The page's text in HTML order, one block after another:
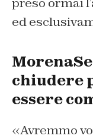
preso ormai
ed
chiudere
essere
«Avremmo